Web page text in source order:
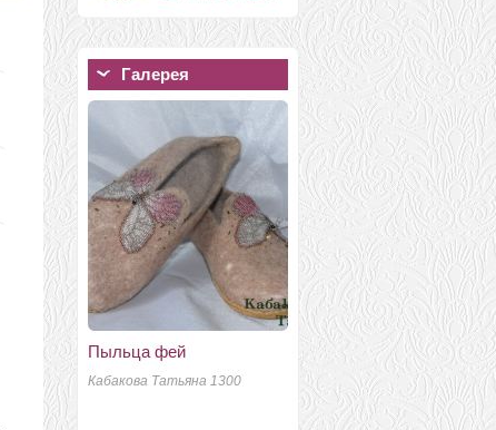
Галерея
Пыльца фей
Кабакова Татьяна 1300
Шляпка-таблетка "Кто
сказал мяу?"
Томера Татьяна Иванова
Виктория Евгеньевна